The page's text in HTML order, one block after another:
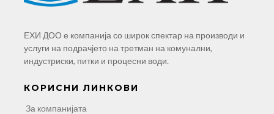
ЕХИ ДОО е компанија со широк спектар на производи и
услуги на подрачјето на третман на комунални,
индустриски, питки и процесни води.
КОРИСНИ ЛИНКОВИ
За компанијата